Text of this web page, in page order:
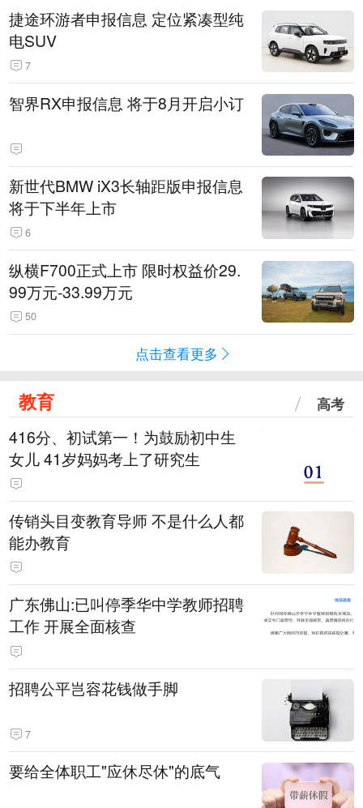
捷途环游者申报信息 定位紧凑型纯
电SUV
7
智界RX申报信息 将于8月开启小订
新世代BMW iX3长轴距版申报信息
将于下半年上市
6
纵横F700正式上市 限时权益价29.
99万元-33.99万元
50
点击查看更多
教育 高考
416分、初试第一！为鼓励初中生
女儿 41岁妈妈考上了研究生
传销头目变教育导师 不是什么人都
能办教育
广东佛山:已叫停季华中学教师招聘
工作 开展全面核查
招聘公平岂容花钱做手脚
7
要给全体职工"应休尽休"的底气